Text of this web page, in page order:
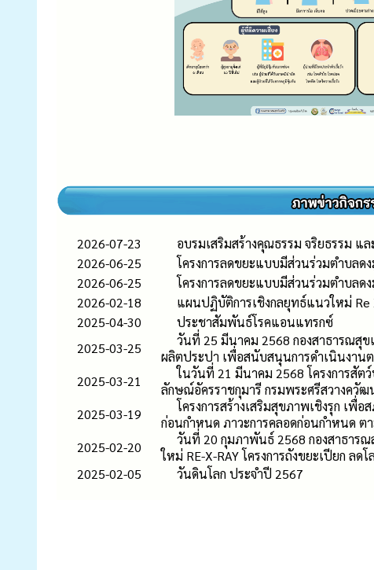
2026-07-23
อบรมเสริมสร้างคุณธรรม จริยธรรม แ
2026-06-25
โครงการลดขยะแบบมีส่วนร่วมตำบลด
2026-06-25
โครงการลดขยะแบบมีส่วนร่วมตำบลด
2026-02-18
แผนปฏิบัติการเชิงกลยุทธ์แนวใหม่ Re
2025-04-30
ประชาสัมพันธ์โรคแอนแทรกซ์
2025-03-25
วันที่ 25 มีนาคม 2568 กองสาธารณสุ
ผลิตประปา เพื่อสนับสนุนการดำเนินงาน
2025-03-21
ในวันที่ 21 มีนาคม 2568 โครงการสัต
ลักษณ์อัครราชกุมารี กรมพระศรีสวางควั
2025-03-19
โครงการสร้างเสริมสุขภาพเชิงรุก เ
ก่อนกำหนด ภาวะการคลอดก่อนกำหนด ตา
2025-02-20
วันที่ 20 กุมภาพันธ์ 2568 กองสาธารณ
ใหม่ RE-X-RAY โครงการถังขยะเปียก ลดโ
2025-02-05
วันดินโลก ประจำปี 2567